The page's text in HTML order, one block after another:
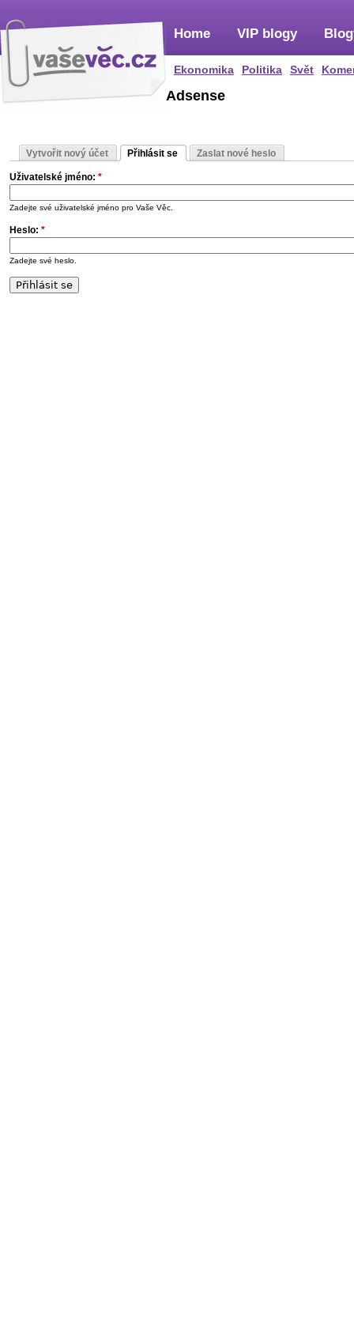
Home
Ekonomika Politika Svět
VIP blogy
Adsense
Vytvořit nový účet Přihlásit se Zaslat nové heslo
Uživatelské jméno: *
Zadejte své uživatelské jméno pro Vaše Věc.
Heslo: *
Zadejte své heslo.